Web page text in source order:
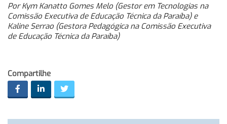
Por Kym Kanatto Gomes Melo (Gestor em Tecnologias na
Comissão Executiva de Educação Técnica da Paraíba) e
Kaline Serrao (Gestora Pedagógica na Comissão Executiva
de Educação Técnica da Paraíba)
Compartilhe